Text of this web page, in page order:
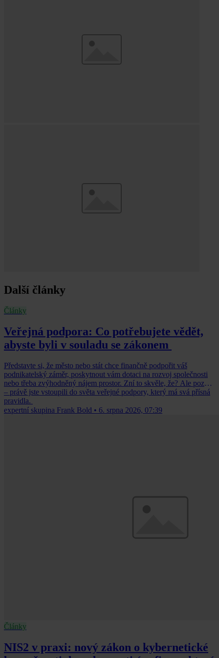
Další články
Články
Veřejná podpora: Co potřebujete vědět,
abyste byli v souladu se zákonem
Představte si, že město nebo stát chce finančně podpořit váš
podnikatelský záměr, poskytnout vám dotaci na rozvoj společnosti
nebo třeba zvýhodněný nájem prostor. Zní to skvěle, že? Ale pozor
– právě jste vstoupili do světa veřejné podpory, který má svá přísná
pravidla.
expertní skupina Frank Bold • 6. srpna 2026, 07:39
Články
NIS2 v praxi: nový zákon o kybernetické